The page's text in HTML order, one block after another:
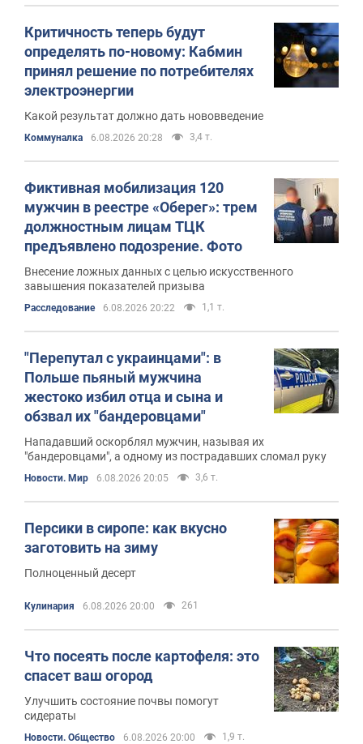
Критичность теперь будут
определять по-новому: Кабмин
принял решение по потребителях
электроэнергии
Какой результат должно дать нововведение
Коммуналка 6.08.2026 20:28 3,4 т.
Фиктивная мобилизация 120
мужчин в реестре «Оберег»: трем
должностным лицам ТЦК
предъявлено подозрение. Фото
Внесение ложных данных с целью искусственного
завышения показателей призыва
Расследование 6.08.2026 20:22 1,1 т.
"Перепутал с украинцами": в
Польше пьяный мужчина
жестоко избил отца и сына и
обзвал их "бандеровцами"
Нападавший оскорблял мужчин, называя их
"бандеровцами", а одному из пострадавших сломал руку
Новости. Мир 6.08.2026 20:05 3,6 т.
Персики в сиропе: как вкусно
заготовить на зиму
Полноценный десерт
Кулинария 6.08.2026 20:00 261
Что посеять после картофеля: это
спасет ваш огород
Улучшить состояние почвы помогут
сидераты
Новости. Общество 6.08.2026 20:00 1,9 т.